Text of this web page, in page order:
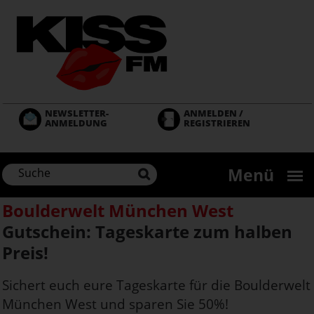
zum
NEWSLETTER-
ANMELDUNG
ANMELDEN /
REGISTRIEREN
Menü
Boulderwelt München West
Gutschein: Tageskarte zum halben
Preis!
Sichert euch eure Tageskarte für die Boulderwelt
München West und sparen Sie 50%!